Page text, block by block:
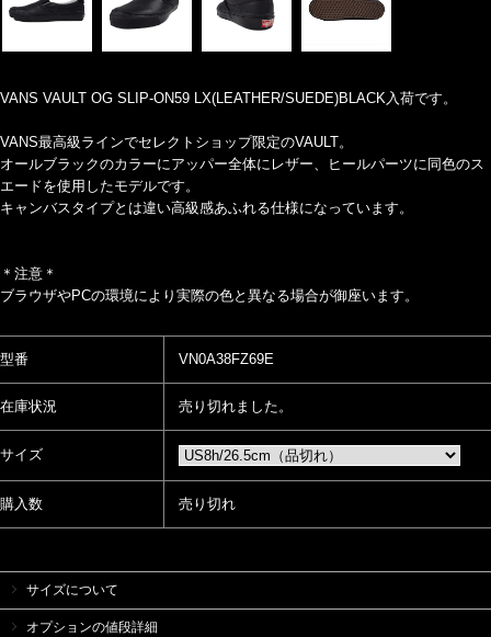
VANS VAULT OG SLIP-ON59 LX(LEATHER/SUEDE)BLACK入荷です。
VANS最高級ラインでセレクトショップ限定のVAULT。
オールブラックのカラーにアッパー全体にレザー、ヒールパーツに同色のス
エードを使用したモデルです。
キャンバスタイプとは違い高級感あふれる仕様になっています。
＊注意＊
ブラウザやPCの環境により実際の色と異なる場合が御座います。
型番 VN0A38FZ69E
在庫状況 売り切れました。
サイズ
購入数 売り切れ
サイズについて
オプションの値段詳細